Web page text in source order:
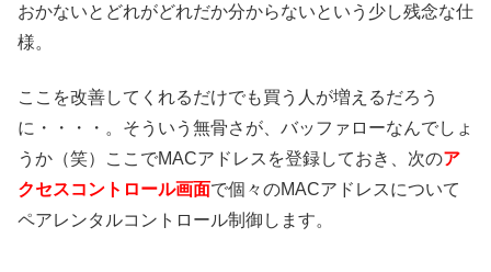
おかないとどれがどれだか分からないという少し残念な仕
様。
ここを改善してくれるだけでも買う人が増えるだろう
に・・・・。そういう無骨さが、バッファローなんでしょ
うか（笑）ここでMACアドレスを登録しておき、次のア
クセスコントロール画面で個々のMACアドレスについて
ペアレンタルコントロール制御します。